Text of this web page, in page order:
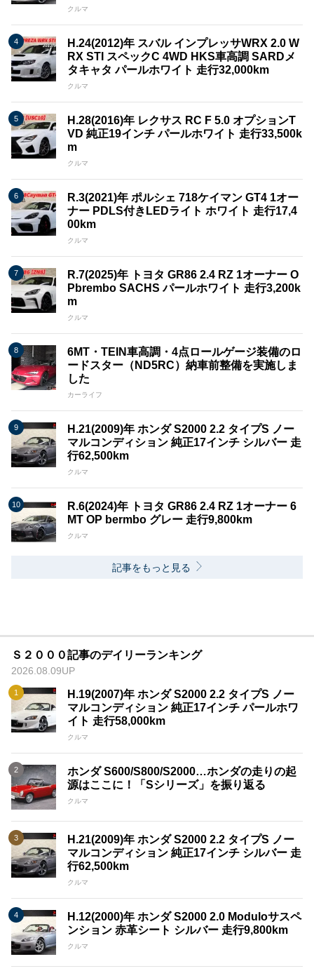
クルマ
H.24(2012)年 スバル インプレッサWRX 2.0 W
RX STI スペックC 4WD HKS車高調 SARDメ
タキャタ パールホワイト 走行32,000km
クルマ
H.28(2016)年 レクサス RC F 5.0 オプションT
VD 純正19インチ パールホワイト 走行33,500k
m
クルマ
R.3(2021)年 ポルシェ 718ケイマン GT4 1オー
ナー PDLS付きLEDライト ホワイト 走行17,4
00km
クルマ
R.7(2025)年 トヨタ GR86 2.4 RZ 1オーナー O
Pbrembo SACHS パールホワイト 走行3,200k
m
クルマ
6MT・TEIN車高調・4点ロールゲージ装備のロ
ードスター（ND5RC）納車前整備を実施しま
した
カーライフ
H.21(2009)年 ホンダ S2000 2.2 タイプS ノー
マルコンディション 純正17インチ シルバー 走
行62,500km
クルマ
R.6(2024)年 トヨタ GR86 2.4 RZ 1オーナー 6
MT OP bermbo グレー 走行9,800km
クルマ
記事をもっと見る
Ｓ２０００記事のデイリーランキング
2026.08.09UP
H.19(2007)年 ホンダ S2000 2.2 タイプS ノー
マルコンディション 純正17インチ パールホワ
イト 走行58,000km
クルマ
ホンダ S600/S800/S2000…ホンダの走りの起
源はここに！「Sシリーズ」を振り返る
クルマ
H.21(2009)年 ホンダ S2000 2.2 タイプS ノー
マルコンディション 純正17インチ シルバー 走
行62,500km
クルマ
H.12(2000)年 ホンダ S2000 2.0 Moduloサスペ
ンション 赤革シート シルバー 走行9,800km
クルマ